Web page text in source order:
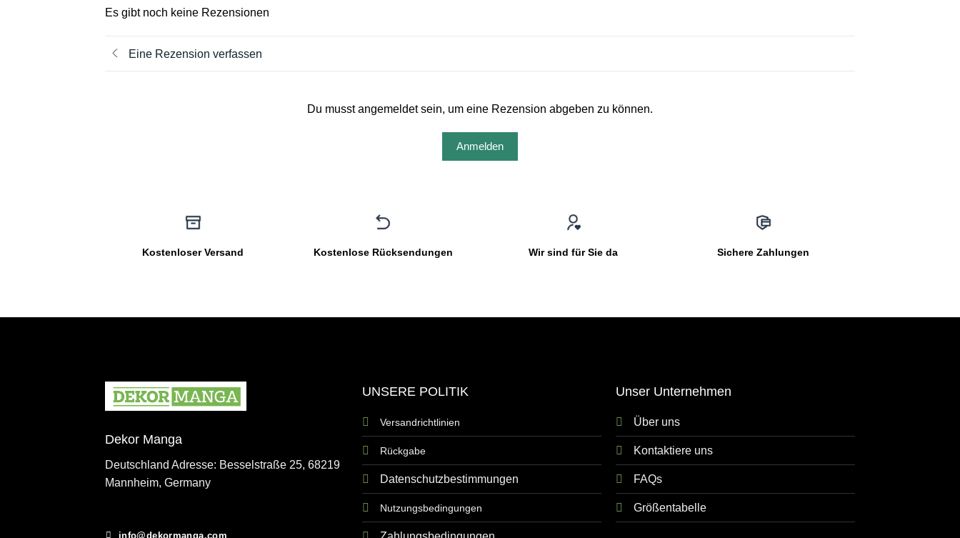
Es gibt noch keine Rezensionen
Eine Rezension verfassen
Du musst angemeldet sein, um eine Rezension abgeben zu können.
Anmelden
Kostenloser Versand Kostenlose Rücksendungen Wir sind für Sie da Sichere Zahlungen
Dekor Manga
Deutschland Adresse: Besselstraße 25, 68219
Mannheim, Germany
info@dekormanga.com
UNSERE POLITIK
Versandrichtlinien
Rückgabe
Datenschutzbestimmungen
Nutzungsbedingungen
Unser Unternehmen
Über uns
Kontaktiere uns
FAQs
Größentabelle